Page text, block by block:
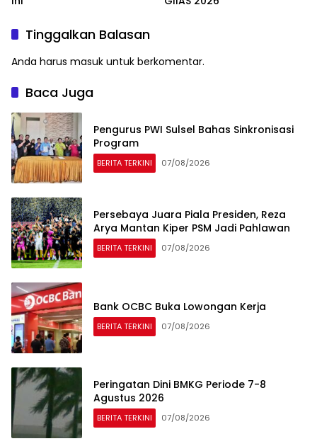
Tinggalkan Balasan
Anda harus masuk untuk berkomentar.
Baca Juga
Pengurus PWI Sulsel Bahas Sinkronisasi
Program
BERITA TERKINI 07/08/2026
Persebaya Juara Piala Presiden, Reza
Arya Mantan Kiper PSM Jadi Pahlawan
BERITA TERKINI 07/08/2026
Bank OCBC Buka Lowongan Kerja
BERITA TERKINI 07/08/2026
Peringatan Dini BMKG Periode 7-8
Agustus 2026
BERITA TERKINI 07/08/2026